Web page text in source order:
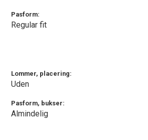
Pasform:
Regular fit
Lommer, placering:
Uden
Pasform, bukser:
Almindelig